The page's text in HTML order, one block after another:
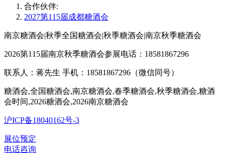
合作伙伴:
2027第115届成都糖酒会
南京糖酒会|秋季全国糖酒会|秋季糖酒会|南京秋季糖酒会
2026第115届南京秋季糖酒会参展电话：18581867296
联系人：蒋先生 手机：18581867296（微信同号）
糖酒会,全国糖酒会,南京糖酒会,春季糖酒会,秋季糖酒会,糖酒
会时间,2026糖酒会,2026南京糖酒会
沪ICP备18040162号-3
展位预定
电话咨询